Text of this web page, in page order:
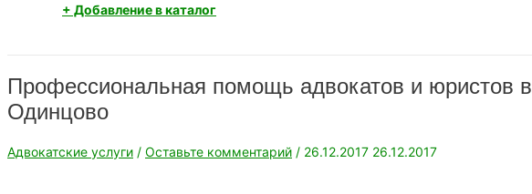
+ Добавление в каталог
Профессиональная помощь адвокатов и юристов в
Одинцово
Адвокатские услуги / Оставьте комментарий / 26.12.2017 26.12.2017